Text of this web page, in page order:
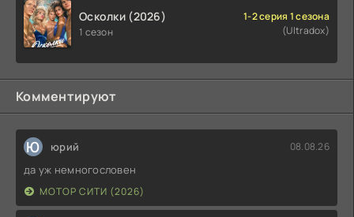
Осколки (2026)
1 сезон
1-2 серия 1 сезона
(Ultradox)
Комментируют
Ю юрий 08.08.26
да уж немногословен
МОТОР СИТИ (2026)